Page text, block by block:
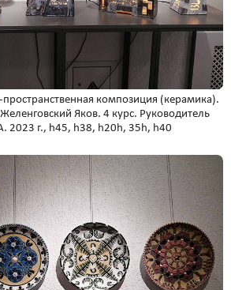
композиция (керамика).
Яков. 4 курс. Руководитель
2023 г., h45, h38, h20h, 35h, h40